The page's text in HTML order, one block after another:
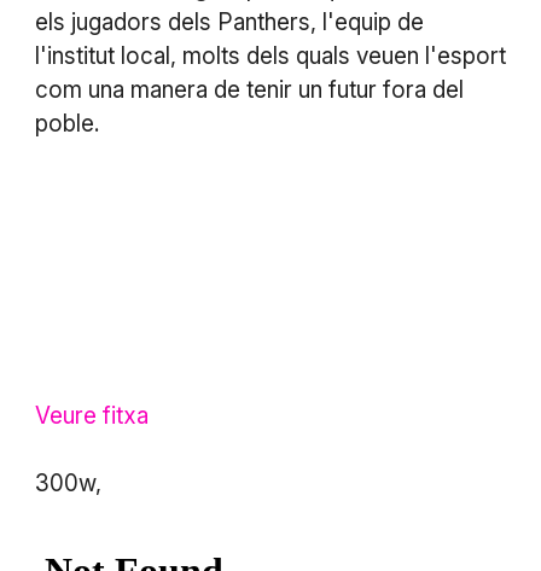
els jugadors dels Panthers, l'equip de
l'institut local, molts dels quals veuen l'esport
com una manera de tenir un futur fora del
poble.
Veure fitxa
300w,